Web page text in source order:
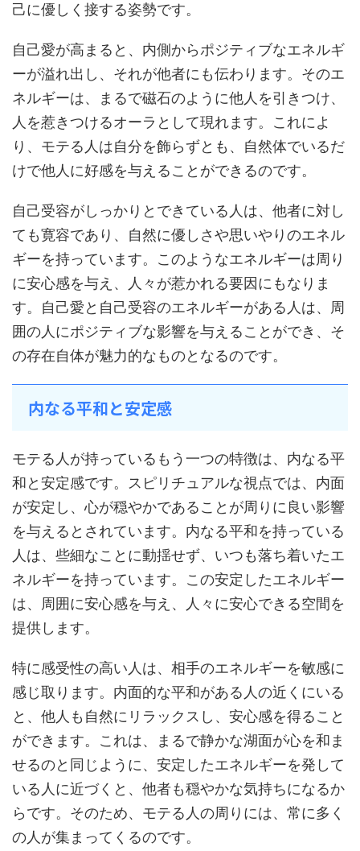
己に優しく接する姿勢です。
自己愛が高まると、内側からポジティブなエネルギ
ーが溢れ出し、それが他者にも伝わります。そのエ
ネルギーは、まるで磁石のように他人を引きつけ、
人を惹きつけるオーラとして現れます。これによ
り、モテる人は自分を飾らずとも、自然体でいるだ
けで他人に好感を与えることができるのです。
自己受容がしっかりとできている人は、他者に対し
ても寛容であり、自然に優しさや思いやりのエネル
ギーを持っています。このようなエネルギーは周り
に安心感を与え、人々が惹かれる要因にもなりま
す。自己愛と自己受容のエネルギーがある人は、周
囲の人にポジティブな影響を与えることができ、そ
の存在自体が魅力的なものとなるのです。
内なる平和と安定感
モテる人が持っているもう一つの特徴は、内なる平
和と安定感です。スピリチュアルな視点では、内面
が安定し、心が穏やかであることが周りに良い影響
を与えるとされています。内なる平和を持っている
人は、些細なことに動揺せず、いつも落ち着いたエ
ネルギーを持っています。この安定したエネルギー
は、周囲に安心感を与え、人々に安心できる空間を
提供します。
特に感受性の高い人は、相手のエネルギーを敏感に
感じ取ります。内面的な平和がある人の近くにいる
と、他人も自然にリラックスし、安心感を得ること
ができます。これは、まるで静かな湖面が心を和ま
せるのと同じように、安定したエネルギーを発して
いる人に近づくと、他者も穏やかな気持ちになるか
らです。そのため、モテる人の周りには、常に多く
の人が集まってくるのです。